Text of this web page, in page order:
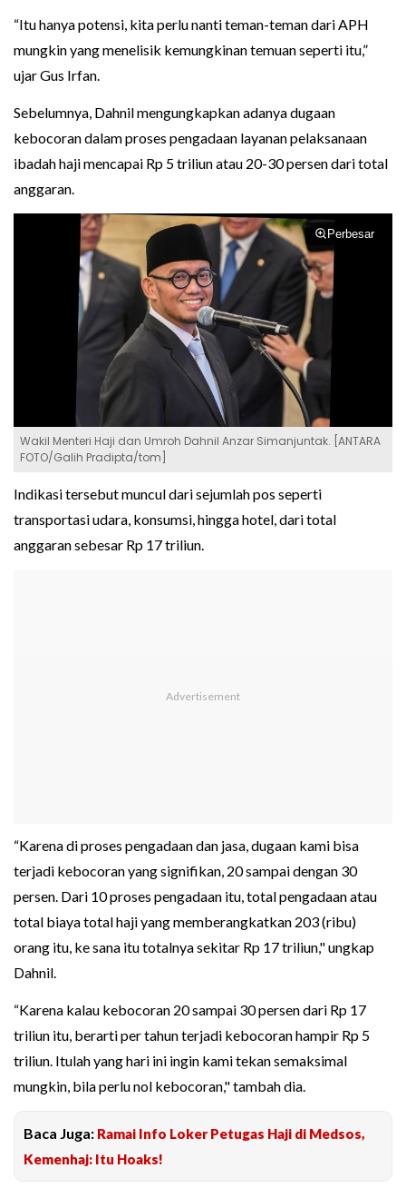
“Itu hanya potensi, kita perlu nanti teman-teman dari APH
mungkin yang menelisik kemungkinan temuan seperti itu,”
ujar Gus Irfan.
Sebelumnya, Dahnil mengungkapkan adanya dugaan
kebocoran dalam proses pengadaan layanan pelaksanaan
ibadah haji mencapai Rp 5 triliun atau 20-30 persen dari total
anggaran.
Perbesar
Wakil Menteri Haji dan Umroh Dahnil Anzar Simanjuntak. [ANTARA
FOTO/Galih Pradipta/tom]
Indikasi tersebut muncul dari sejumlah pos seperti
transportasi udara, konsumsi, hingga hotel, dari total
anggaran sebesar Rp 17 triliun.
“Karena di proses pengadaan dan jasa, dugaan kami bisa
terjadi kebocoran yang signifikan, 20 sampai dengan 30
persen. Dari 10 proses pengadaan itu, total pengadaan atau
total biaya total haji yang memberangkatkan 203 (ribu)
orang itu, ke sana itu totalnya sekitar Rp 17 triliun," ungkap
Dahnil.
“Karena kalau kebocoran 20 sampai 30 persen dari Rp 17
triliun itu, berarti per tahun terjadi kebocoran hampir Rp 5
triliun. Itulah yang hari ini ingin kami tekan semaksimal
mungkin, bila perlu nol kebocoran," tambah dia.
Baca Juga: Ramai Info Loker Petugas Haji di Medsos,
Kemenhaj: Itu Hoaks!